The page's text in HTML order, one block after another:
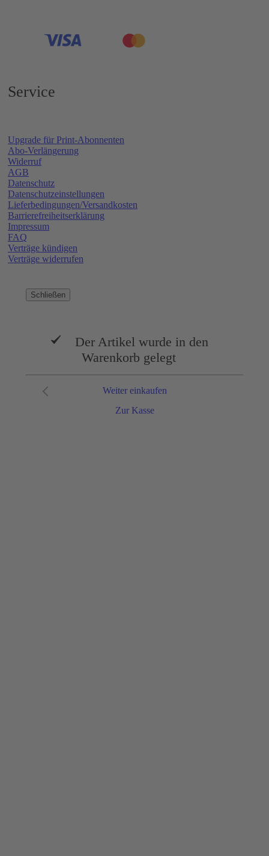
Service
Upgrade für Print-Abonnenten
Abo-Verlängerung
Widerruf
AGB
Datenschutz
Datenschutzeinstellungen
Lieferbedingungen/Versandkosten
Barrierefreiheitserklärung
Impressum
FAQ
Verträge kündigen
Verträge widerrufen
Schließen
Der Artikel wurde in den
Warenkorb gelegt
Zur Kasse
Weiter einkaufen